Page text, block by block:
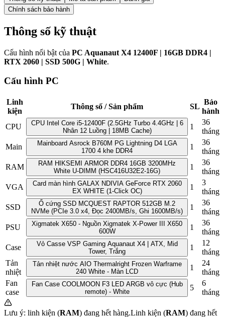
Chính sách bảo hành
Thông số kỹ thuật
Cấu hình nổi bật của PC Aquanaut X4 12400F | 16GB DDR4 |
RTX 2060 | SSD 500G | White.
Cấu hình PC
Linh
kiện
Thông số / Sản phẩm SL
Bảo
hành
CPU
CPU Intel Core i5-12400F (2.5GHz Turbo 4.4GHz | 6
Nhân 12 Luồng | 18MB Cache)
1
36
tháng
Main
Mainboard Asrock B760M PG Lightning D4 LGA
1700 4 khe DDR4
1
36
tháng
RAM
RAM HIKSEMI ARMOR DDR4 16GB 3200MHz
White U-DIMM (HSC416U32E2-16G)
1
36
tháng
VGA
Card màn hình GALAX NDIVIA GeForce RTX 2060
EX WHITE (1-Click OC)
1
3
tháng
SSD
Ổ cứng SSD MCQUEST RAPTOR 512GB M.2
NVMe (PCIe 3.0 x4, Đọc 2400MB/s, Ghi 1600MB/s)
1
36
tháng
PSU
Xigmatek X650 - Nguồn Xigmatek X-Power III X650
600W
1
36
tháng
Case
Vỏ Casse VSP Gaming Aquanaut X4 | ATX, Mid
Tower, Trắng
1
12
tháng
Tản
nhiệt
Tản nhiệt nước AIO Thermalright Frozen Warframe
240 White - Màn LCD
1
24
tháng
Fan
case
Fan Case COOLMOON F3 LED ARGB vô cực (Hub
remote) - White
5
6
tháng
Lưu ý: linh kiện (RAM) đang hết hàng.Linh kiện (RAM) đang hết